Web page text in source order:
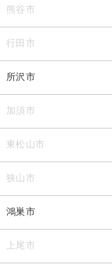
熊谷市
行田市
所沢市
加須市
東松山市
狭山市
鴻巣市
上尾市